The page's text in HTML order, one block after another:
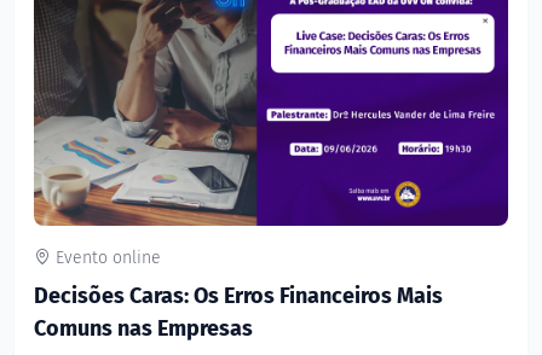
Evento online
Decisões Caras: Os Erros Financeiros Mais
Comuns nas Empresas